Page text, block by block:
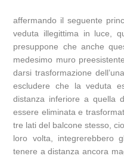
affermando il seguente
veduta illegittima in luce,
presuppone che anche
medesimo muro
darsi trasformazione
escludere che la veduta
distanza inferiore a quella
essere eliminata e
tre lati del balcone stesso,
loro volta, integrerebbero
tenere a distanza ancora